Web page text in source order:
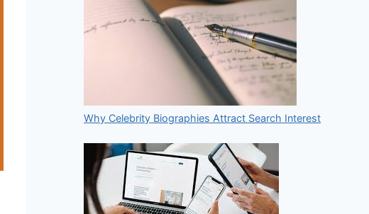
Why Celebrity Biographies Attract Search Interest